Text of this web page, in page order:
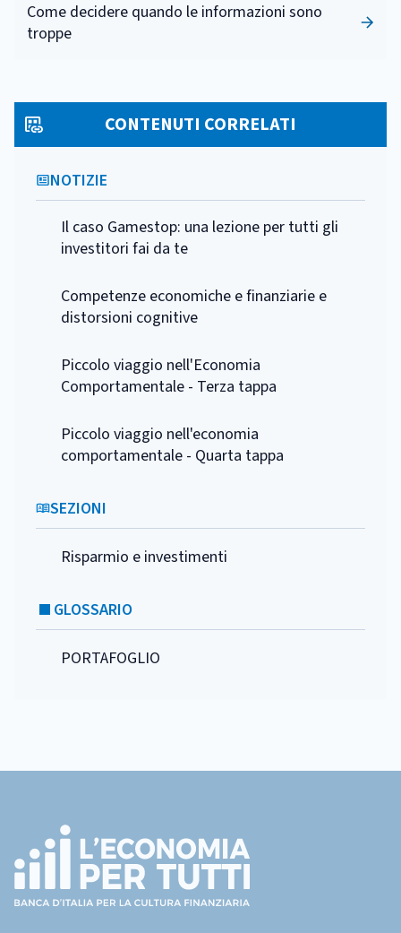
Come decidere quando le informazioni sono
troppe
CONTENUTI CORRELATI
NOTIZIE
Il caso Gamestop: una lezione per tutti gli
investitori fai da te
Competenze economiche e finanziarie e
distorsioni cognitive
Piccolo viaggio nell'Economia
Comportamentale - Terza tappa
Piccolo viaggio nell'economia
comportamentale - Quarta tappa
SEZIONI
Risparmio e investimenti
GLOSSARIO
PORTAFOGLIO